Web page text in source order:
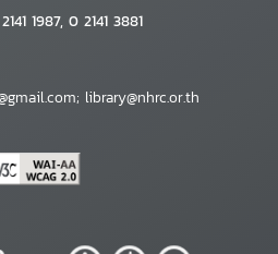
1987, 0 2141 3881
library@nhrc.or.th